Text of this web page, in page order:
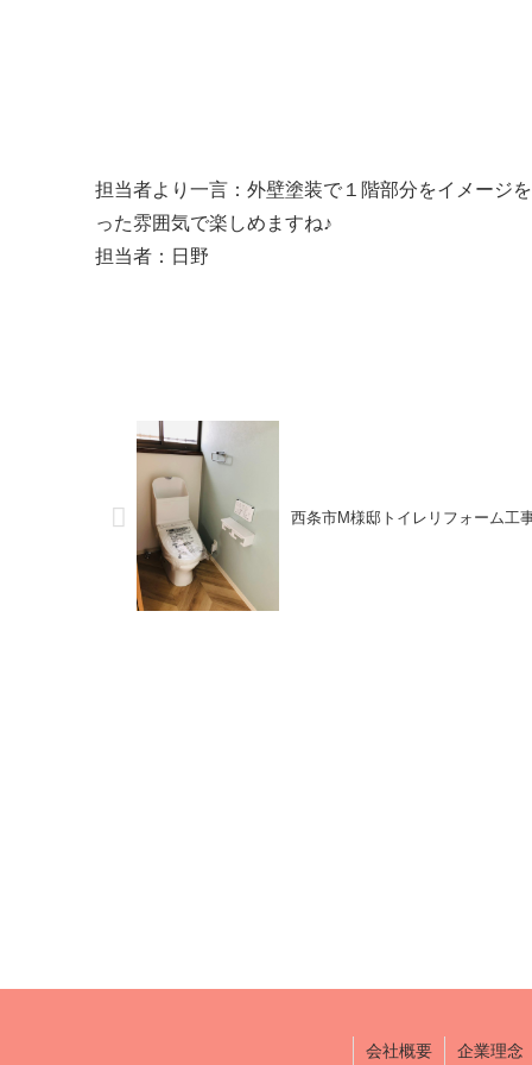
担当者より一言：外壁塗装で１階部分をイメージ
った雰囲気で楽しめますね♪
担当者：日野
西条市M様邸トイレリフォーム工
会社概要 企業理念